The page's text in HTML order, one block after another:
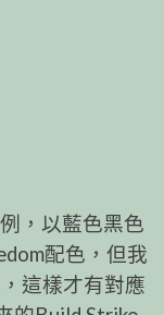
，以藍色黑色
配色，但我
這樣才有對應